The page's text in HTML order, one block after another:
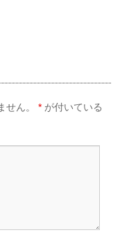
ん。 * が付いている